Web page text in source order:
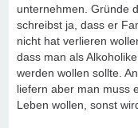
unternehmen. Gründe
schreibst ja, dass er
nicht hat verlieren
dass man als
werden wollen sollte.
liefern aber man muss
Leben wollen, sonst